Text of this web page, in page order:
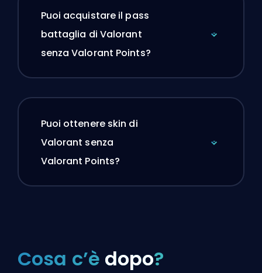
Puoi acquistare il pass
battaglia di Valorant
senza Valorant Points?
Puoi ottenere skin di
Valorant senza
Valorant Points?
Cosa c’è dopo?